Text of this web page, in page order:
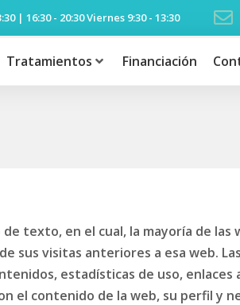
| 16:30 - 20:30 Viernes 9:30 - 13:30
Tratamientos Financiación
texto, en el cual, la mayoría de
sus visitas anteriores a esa web.
estadísticas de uso,
el contenido de la web, su perfil y